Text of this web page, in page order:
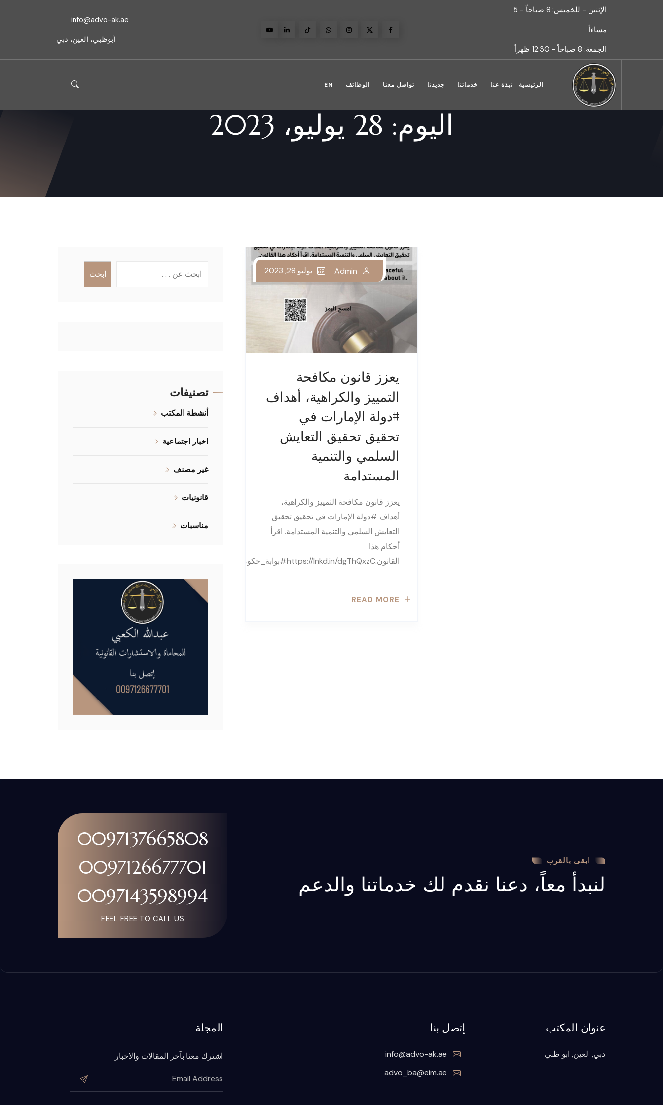
الإثنين - للخميس: 8 صباحاً - 5
مساءاً
الجمعة: 8 صباحاً - 12:30 ظهراً
info@advo-ak.ae
أبوظبي، العين، دبي
الرئيسية نبذة عنا خدماتنا جديدنا تواصل معنا الوظائف EN
اليوم: 28 يوليو، 2023
يعزز قانون مكافحة
التمييز والكراهية، أهداف
#دولة الإمارات في
تحقيق تحقيق التعايش
السلمي والتنمية
المستدامة
Admin يوليو 28, 2023
يعزز قانون مكافحة التمييز والكراهية،
أهداف #دولة الإمارات في تحقيق تحقيق
التعايش السلمي والتنمية المستدامة. اقرأ
أحكام هذا
القانون.https://lnkd.in/dgThQxzC#بوابة_حكومة_الإمارات
READ MORE
ابحث
تصنيفات
أنشطة المكتب
اخبار اجتماعية
غير مصنف
قانونيات
مناسبات
ابقى بالقرب
لنبدأ معاً، دعنا نقدم لك خدماتنا والدعم
0097137665808
0097126677701
0097143598994
FEEL FREE TO CALL US
عنوان المكتب
دبي, العين, ابو ظبي
إتصل بنا
info@advo-ak.ae
advo_ba@eim.ae
المجلة
اشترك معنا بآخر المقالات والاخبار